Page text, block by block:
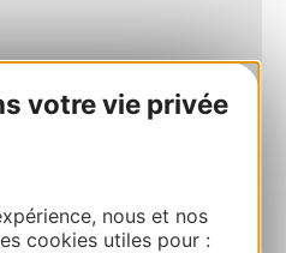
votre vie privée
nous et nos
cookies utiles pour :